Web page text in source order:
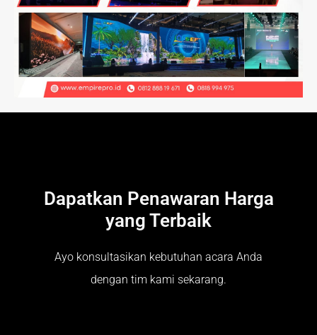
Dapatkan Penawaran Harga
yang Terbaik
Ayo konsultasikan kebutuhan acara Anda
dengan tim kami sekarang.